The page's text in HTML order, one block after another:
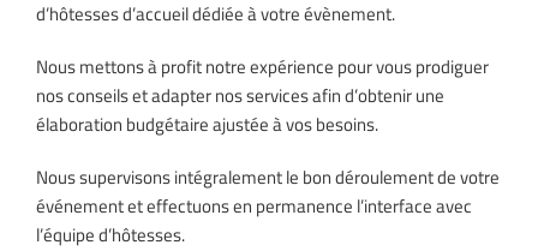
d’hôtesses d’accueil dédiée à votre évènement.
Nous mettons à profit notre expérience pour vous prodiguer
nos conseils et adapter nos services afin d’obtenir une
élaboration budgétaire ajustée à vos besoins.
Nous supervisons intégralement le bon déroulement de votre
événement et effectuons en permanence l’interface avec
l’équipe d’hôtesses.